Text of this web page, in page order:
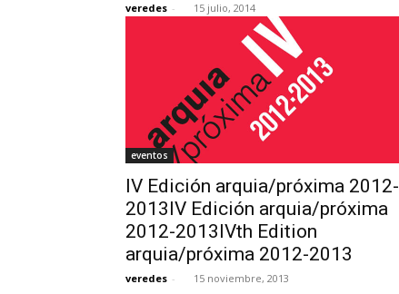
veredes - 15 julio, 2014
eventos
IV Edición arquia/próxima 2012-
2013IV Edición arquia/próxima
2012-2013IVth Edition
arquia/próxima 2012-2013
veredes - 15 noviembre, 2013